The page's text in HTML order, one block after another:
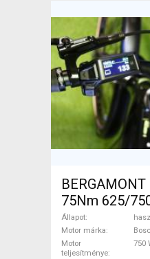
75Nm 625/
Elektromos
25 km/h
ELADÓ
Állapot
Motor márka
Motor
teljesítménye
750